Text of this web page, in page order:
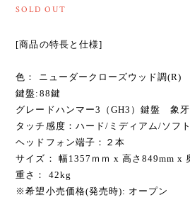
SOLD OUT
[商品の特長と仕様]
色： ニューダークローズウッド調(R)
鍵盤:88鍵
グレードハンマー3（GH3）鍵盤 象
タッチ感度：ハード/ミディアム/ソフ
ヘッドフォン端子：２本
サイズ： 幅1357ｍｍ x 高さ849mm x
重さ： 42kg
※希望小売価格(発売時): オープン